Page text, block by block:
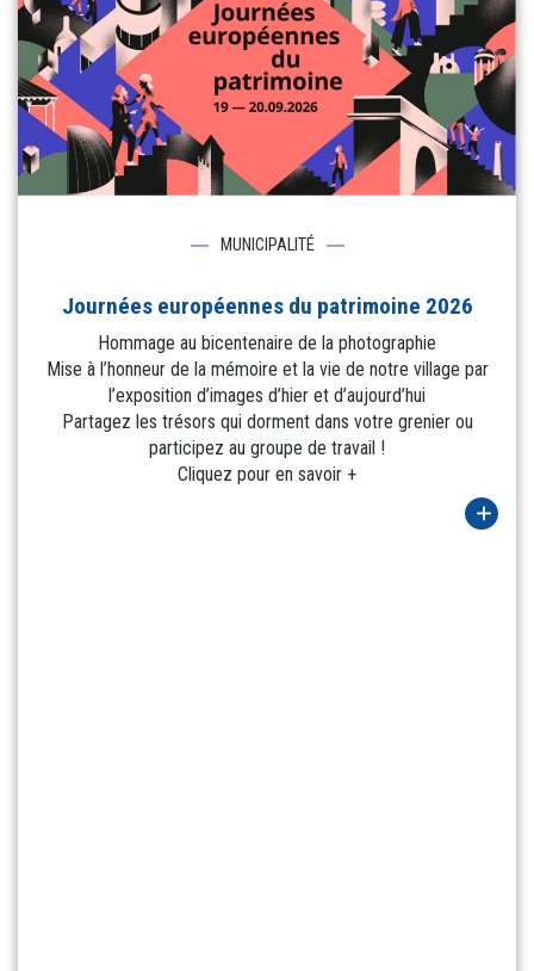
MUNICIPALITÉ
Journées européennes du patrimoine 2026
Hommage au bicentenaire de la photographie
Mise à l’honneur de la mémoire et la vie de notre village par
l’exposition d’images d’hier et d’aujourd’hui
Partagez les trésors qui dorment dans votre grenier ou
participez au groupe de travail !
Cliquez pour en savoir +